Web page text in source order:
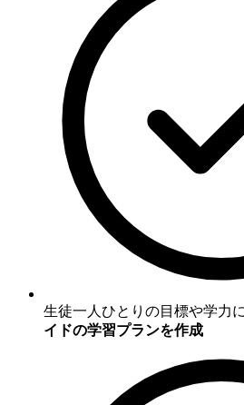
生徒一人ひとりの目標や学力
イドの学習プランを作成